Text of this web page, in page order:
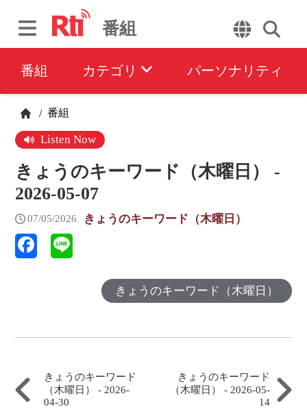
番組
番組 カテゴリ パーソナリティ
/ 番組
Listen Now
きょうのキーワード（木曜日） -
2026-05-07
07/05/2026 きょうのキーワード（木曜日）
きょうのキーワード（木曜日）
きょうのキーワード
（木曜日） - 2026-
04-30
きょうのキーワード
（木曜日） - 2026-05-
14